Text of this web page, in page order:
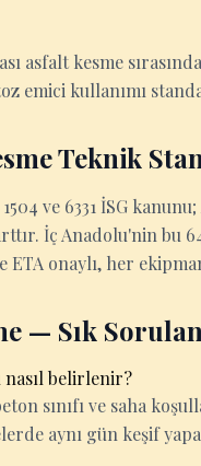
asfalt kesme
emici kullanımı
Teknik
ve 6331 İSG kanunu;
İç Anadolu'nin bu
onaylı, her
— Sık
nasıl belirlenir?
sınıfı ve saha
aynı gün keşif